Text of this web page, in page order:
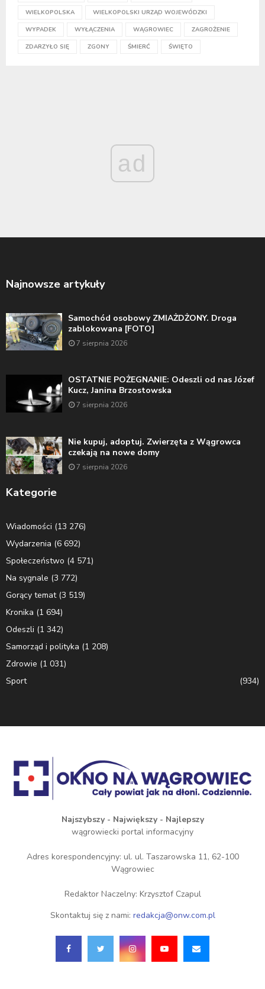
WIELKOPOLSKA WIELKOPOLSKI URZĄD WOJEWÓDZKI
WYPADEK WYŁĄCZENIA WĄGROWIEC ZAGROŻENIE
ZDARZYŁO SIĘ ZGONY ŚMIERĆ ŚWIĘTO
ad
Najnowsze artykuły
Samochód osobowy ZMIAŻDŻONY. Droga
zablokowana [FOTO]
7 sierpnia 2026
OSTATNIE POŻEGNANIE: Odeszli od nas Józef
Kucz, Janina Brzostowska
7 sierpnia 2026
Nie kupuj, adoptuj. Zwierzęta z Wągrowca
czekają na nowe domy
7 sierpnia 2026
Kategorie
Wiadomości (13 276)
Wydarzenia (6 692)
Społeczeństwo (4 571)
Na sygnale (3 772)
Gorący temat(3 519)
Kronika (1 694)
Odeszli (1 342)
Samorząd i polityka (1 208)
Zdrowie (1 031)
Sport
(934)
Najszybszy - Największy - Najlepszy
wągrowiecki portal informacyjny
Adres korespondencyjny: ul. ul. Taszarowska 11, 62-100
Wągrowiec
Redaktor Naczelny: Krzysztof Czapul
Skontaktuj się z nami: redakcja@onw.com.pl